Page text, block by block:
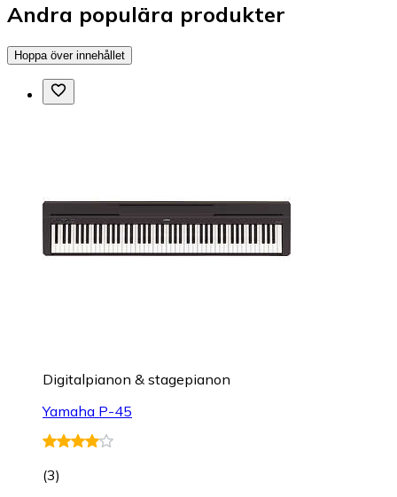
Andra populära produkter
Hoppa över innehållet
Digitalpianon & stagepianon
Yamaha P-45
(3)